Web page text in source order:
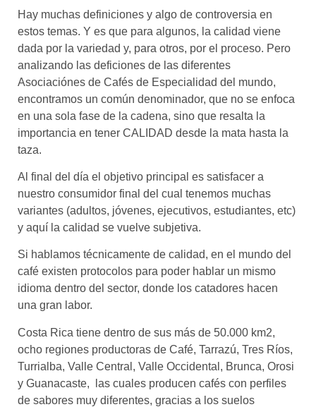
Hay muchas definiciones y algo de controversia en
estos temas. Y es que para algunos, la calidad viene
dada por la variedad y, para otros, por el proceso. Pero
analizando las deficiones de las diferentes
Asociaciónes de Cafés de Especialidad del mundo,
encontramos un común denominador, que no se enfoca
en una sola fase de la cadena, sino que resalta la
importancia en tener CALIDAD desde la mata hasta la
taza.
Al final del día el objetivo principal es satisfacer a
nuestro consumidor final del cual tenemos muchas
variantes (adultos, jóvenes, ejecutivos, estudiantes, etc)
y aquí la calidad se vuelve subjetiva.
Si hablamos técnicamente de calidad, en el mundo del
café existen protocolos para poder hablar un mismo
idioma dentro del sector, donde los catadores hacen
una gran labor.
Costa Rica tiene dentro de sus más de 50.000 km2,
ocho regiones productoras de Café, Tarrazú, Tres Ríos,
Turrialba, Valle Central, Valle Occidental, Brunca, Orosi
y Guanacaste, las cuales producen cafés con perfiles
de sabores muy diferentes, gracias a los suelos